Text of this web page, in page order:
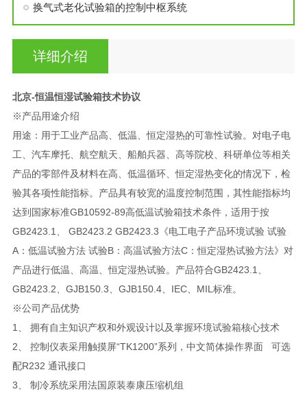
换气式老化试验箱的控制中枢系统
详细介绍
北京-恒温恒湿试验箱技术协议
※产品用途介绍
用途：用于工业产品高、低温、恒定湿热的可靠性试验。对电子电
工、汽车摩托、航空航天、船舶兵器、高等院校、科研单位等相关
产品的零部件及材料在高、低温循环、恒定湿热变化的情况下，检
验其各项性能指标。产品具有较宽的温度控制范围，其性能指标均
达到国家标准GB10592-89高低温试验箱技术条件，适用于按
GB2423.1、 GB2423.2 GB2423.3《电工电子产品环境试验 试验
A：低温试验方法 试验B：高温试验方法C：恒定湿热试验方法》对
产品进行低温、高温、恒定湿热试验。产品符合GB2423.1、
GB2423.2、GJB150.3、GJB150.4、IEC、MIL标准。
※公司产品优势
1、 拥有自主知识产权和外观设计以及掌握环境试验箱核心技术
2、 控制仪表采用触摸屏“TK1200”系列，中文简体操作界面 可选
配R232 通讯接口
3、 制冷系统采用法国原装泰康压缩机组